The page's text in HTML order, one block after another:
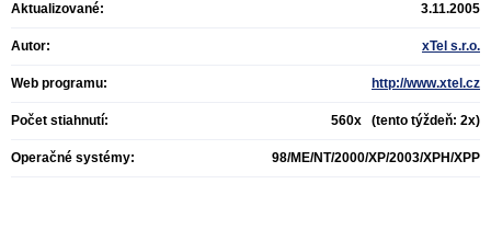
Aktualizované: 3.11.2005
Autor: xTel s.r.o.
Web programu: http://www.xtel.cz
Počet stiahnutí: 560x (tento týždeň: 2x)
Operačné systémy: 98/ME/NT/2000/XP/2003/XPH/XPP